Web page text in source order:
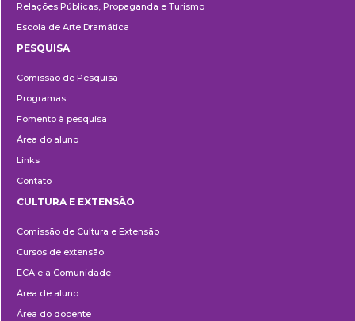
Relações Públicas, Propaganda e Turismo
Escola de Arte Dramática
PESQUISA
Comissão de Pesquisa
Programas
Fomento à pesquisa
Área do aluno
Links
Contato
e
Extensão
CULTURA E EXTENSÃO
Comissão de Cultura e Extensão
Cursos de extensão
ECA e a Comunidade
Área de aluno
Área do docente